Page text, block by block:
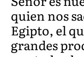
quien nos
Egipto, el
grandes